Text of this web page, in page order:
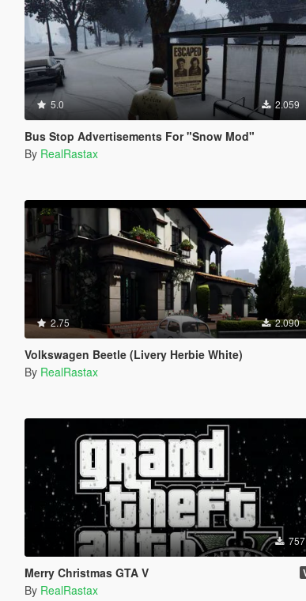
5.0 2.059
Bus Stop Advertisements For "Snow Mod"
By RealRastax
2.75 2.090
Volkswagen Beetle (Livery Herbie White)
By RealRastax
757
Merry Christmas GTA V
By RealRastax